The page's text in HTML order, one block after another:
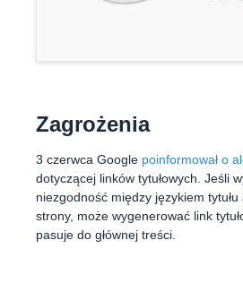
Zagrożenia
3 czerwca Google poinformował o
dotyczącej linków tytułowych. Jeśli
niezgodność między językiem tytułu
strony, może wygenerować link
pasuje do głównej treści.